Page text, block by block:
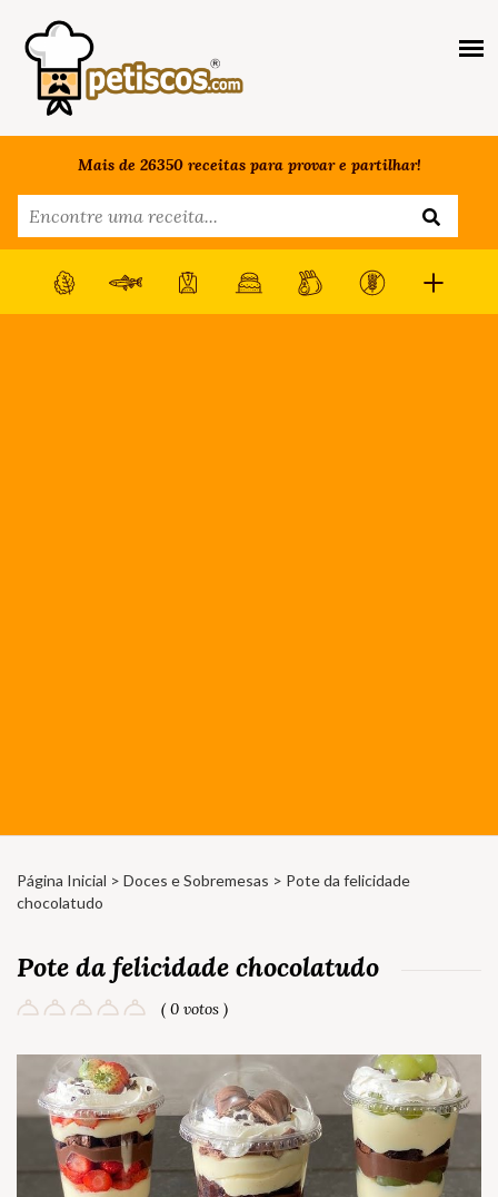
Mais de 26350 receitas para provar e partilhar!
Página Inicial > Doces e Sobremesas > Pote da felicidade
chocolatudo
Pote da felicidade chocolatudo
( 0 votos )